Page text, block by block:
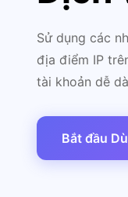
Sử dụng các
địa điểm IP
tài khoản dễ
Bắt đầu